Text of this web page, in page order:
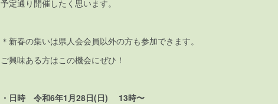
予定通り開催したく思います。
＊新春の集いは県人会会員以外の方も参加できます。
ご興味ある方はこの機会にぜひ！
・日時 令和6年1月28日(日) 13時〜